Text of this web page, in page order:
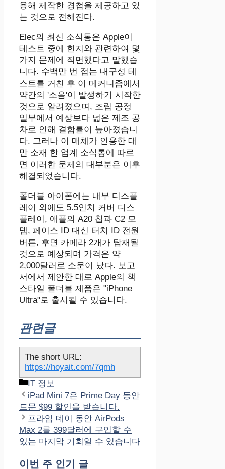
용해 제작한 경첩을 제공하고 있
는 것으로 전해진다.
Elec의 최신 소식통은 Apple이
테스트 중에 힌지와 관련하여 몇
가지 문제에 직면했다고 말했습
니다. 수백만 번 접는 내구성 테
스트를 거친 후 이 메커니즘에서
약간의 '소음'이 발생하기 시작한
것으로 알려졌으며, 조립 공정
일부에서 예상보다 넓은 제조 공
차로 인해 결함률이 높아졌습니
다. 그러나 이 매체가 인용한 대
만 소재 한 업계 소식통에 따르
면 이러한 문제의 대부분은 이후
해결되었습니다.
폴더블 아이폰에는 내부 디스플
레이 외에도 5.5인치 커버 디스
플레이, 애플의 A20 칩과 C2 모
뎀, 페이스 ID 대신 터치 ID 전원
버튼, 후면 카메라 2개가 탑재될
것으로 예상되며 가격은 약
2,000달러로 소문이 났다. 보고
서에서 제안한 대로 Apple의 책
스타일 폴더블 제품은 "iPhone
Ultra"로 출시될 수 있습니다.
관련글
The short URL:
https://hoyait.com/7qmh
카
테
고
리
IT 정보
iPad Mini 7은 Prime Day 동안
드문 $99 할인을 받습니다.
프라임 데이 동안 AirPods
Max 2를 399달러에 구입할 수
있는 마지막 기회일 수 있습니다
이번 주 인기 글